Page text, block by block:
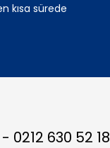
kısa sürede
0212 630 52 18